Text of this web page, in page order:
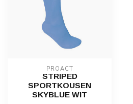
PROACT
STRIPED
SPORTKOUSEN
SKYBLUE WIT